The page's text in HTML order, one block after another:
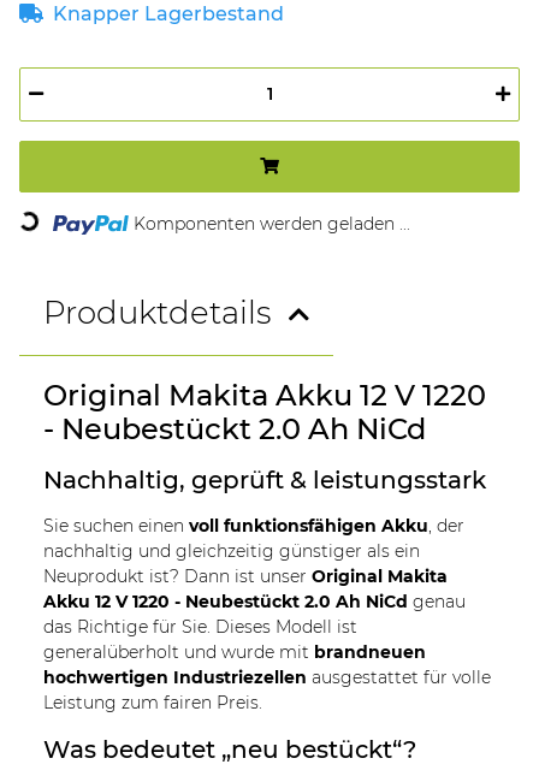
Knapper Lagerbestand
Komponenten werden geladen ...
Produktdetails
Original Makita Akku 12 V 1220
- Neubestückt 2.0 Ah NiCd
Nachhaltig, geprüft & leistungsstark
Sie suchen einen voll funktionsfähigen Akku , der
nachhaltig und gleichzeitig günstiger als ein
Neuprodukt ist? Dann ist unser Original Makita
Akku 12 V 1220 - Neubestückt 2.0 Ah NiCd genau
das Richtige für Sie. Dieses Modell ist
generalüberholt und wurde mit brandneuen
hochwertigen Industriezellen ausgestattet für volle
Leistung zum fairen Preis.
Was bedeutet „neu bestückt“?